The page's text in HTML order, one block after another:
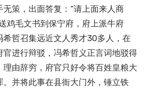
策，出面答复：“请上面来人商
鸡毛文书到保宁府，府上派牛府
希哲召集远近文人秀才30多人，在
官进行辩驳，冯希哲义正言词地驳得
理由辞穷，府官只好令将百姓皇粮大
。并将此事在县衙大门外，锤立铁